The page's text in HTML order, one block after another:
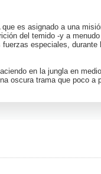
es asignado a una
del temido -y a
especiales,
en la jungla en
oscura trama que poco a